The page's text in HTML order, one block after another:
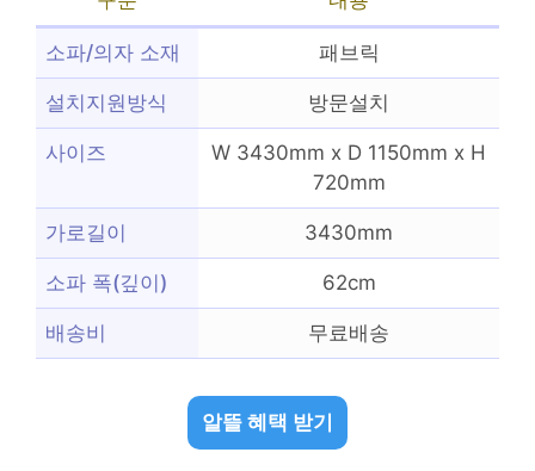
소파/의자 소재 패브릭
설치지원방식 방문설치
사이즈
W 3430mm x D 1150mm x H
720mm
가로길이 3430mm
소파 폭(깊이) 62cm
배송비 무료배송
알뜰 혜택 받기